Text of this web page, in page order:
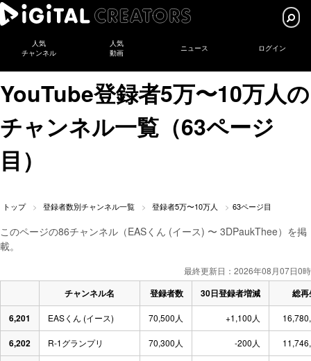
人気
チャンネル
人気
動画
ニュース ログイン
YouTube登録者5万〜10万人の
チャンネル一覧（63ページ
目）
トップ 登録者数別チャンネル一覧 登録者5万〜10万人 63ページ目
このページの86チャンネル（EASくん (イース) 〜 3DPaukThee）を掲
載。
最終更新日：2026年08月07日0時
チャンネル名 登録者数 30日登録者増減
総
6,201
EASくん (イース) 70,500人 +1,100人
6,202 R-1グランプリ 70,300人 -200人